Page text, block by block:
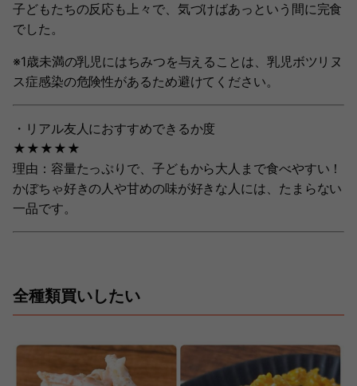
子どもたちの反応も上々で、気づけばあっという間に完食
でした。
※1歳未満の乳児にはちみつを与えることは、乳児ボツリヌ
ス症感染の危険性があるため避けてください。
・リアル友人におすすめできるか度
★★★★★
理由：容量たっぷりで、子どもから大人まで食べやすい！
かぼちゃ好きの人や甘めの味が好きな人には、たまらない
一品です。
全種類買いしたい